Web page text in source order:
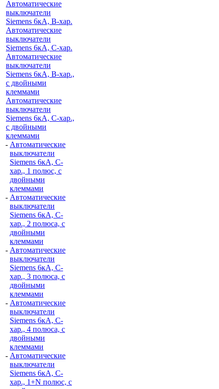
Автоматические
выключатели
Siemens 6кА, B-хар.
Автоматические
выключатели
Siemens 6кА, С-хар.
Автоматические
выключатели
Siemens 6кА, B-хар.,
с двойными
клеммами
Автоматические
выключатели
Siemens 6кА, C-хар.,
с двойными
клеммами
- Автоматические
выключатели
Siemens 6кА, C-
хар., 1 полюс, с
двойными
клеммами
- Автоматические
выключатели
Siemens 6кА, C-
хар., 2 полюса, с
двойными
клеммами
- Автоматические
выключатели
Siemens 6кА, C-
хар., 3 полюса, с
двойными
клеммами
- Автоматические
выключатели
Siemens 6кА, C-
хар., 4 полюса, с
двойными
клеммами
- Автоматические
выключатели
Siemens 6кА, C-
хар., 1+N полюс, с